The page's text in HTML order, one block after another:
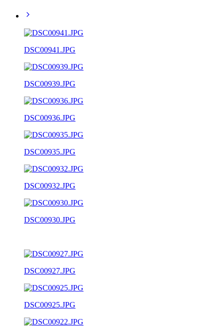
DSC00941.JPG
DSC00939.JPG
DSC00936.JPG
DSC00935.JPG
DSC00932.JPG
DSC00930.JPG
DSC00927.JPG
DSC00925.JPG